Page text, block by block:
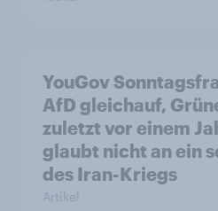
YouGov
AfD gleichauf,
zuletzt vor einem
glaubt nicht an ein
des Iran-Kriegs
Artikel